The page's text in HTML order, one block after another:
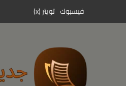
فيسبوك تويتر (x)